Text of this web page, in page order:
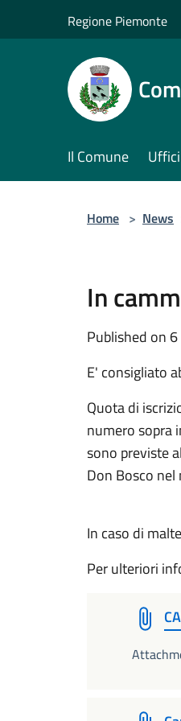
Regione Piemonte
Il Comune
Home > News
In
Published on
E' consigliato
Quota di
numero sopra
sono previste
Don
In caso di
Per ulteriori